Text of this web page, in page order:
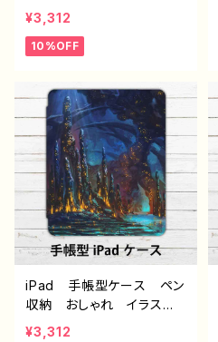
ト 風景 綺麗 景色 美
しい エモい かっこい
い ノスタルジック アイパ
すめ 人気 イラストレー
ター クリエイター 絵
師 オリジナル デザイ
ン グッズ タイトル：第２
の故郷 作：J.タネダ G-6
¥3,312
10%OFF
iPad 手帳型ケース ペン
収納 おしゃれ イラス
ト 風景 綺麗 景色 美
¥3,312